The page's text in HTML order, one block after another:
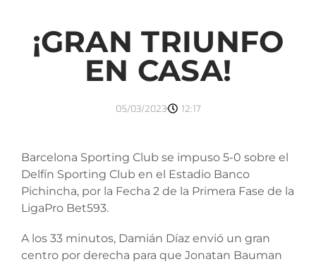
¡GRAN TRIUNFO
EN CASA!
05/03/2023 12:17
Barcelona Sporting Club se impuso 5-0 sobre el
Delfín Sporting Club en el Estadio Banco
Pichincha, por la Fecha 2 de la Primera Fase de la
LigaPro Bet593.
A los 33 minutos, Damián Díaz envió un gran
centro por derecha para que Jonatan Bauman